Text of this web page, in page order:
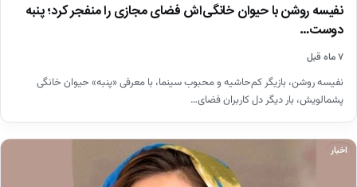
نفیسه روشن با حیوان خانگی‌اش فضای مجازی را منفجر کرد؛ پنبه
دوست…
۷ ماه قبل
نفیسه روشن، بازیگر کم‌حاشیه و محبوب سینما، با معرفی «پنبه» حیوان خانگی
پشمالویش، بار دیگر دل کاربران فضای…
اخبار